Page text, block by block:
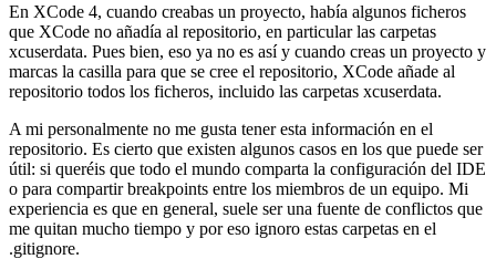
En XCode 4, cuando creabas un proyecto, había algunos ficheros
que XCode no añadía al repositorio, en particular las carpetas
xcuserdata. Pues bien, eso ya no es así y cuando creas un proyecto y
marcas la casilla para que se cree el repositorio, XCode añade al
repositorio todos los ficheros, incluido las carpetas xcuserdata.
A mi personalmente no me gusta tener esta información en el
repositorio. Es cierto que existen algunos casos en los que puede ser
útil: si queréis que todo el mundo comparta la configuración del IDE
o para compartir breakpoints entre los miembros de un equipo. Mi
experiencia es que en general, suele ser una fuente de conflictos que
me quitan mucho tiempo y por eso ignoro estas carpetas en el
.gitignore.